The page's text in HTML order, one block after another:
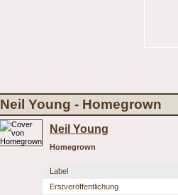
Neil Young - Homegrown
Neil Young
Homegrown
Label
Erstveröffentlichung